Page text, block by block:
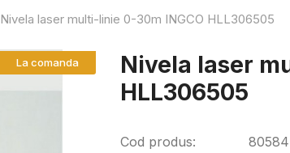
Nivela laser multi-linie 0-30m INGCO HLL306505
La comanda
Nivela laser
HLL306505
Cod produs:
80584